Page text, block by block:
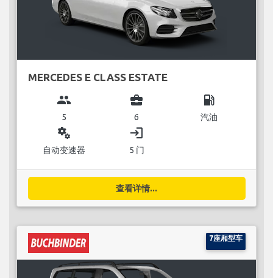
MERCEDES E CLASS ESTATE
group
5
business_center
6
local_gas_station
汽油
miscellaneous_services
自动变速器
login
5 门
查看详情...
7座厢型车